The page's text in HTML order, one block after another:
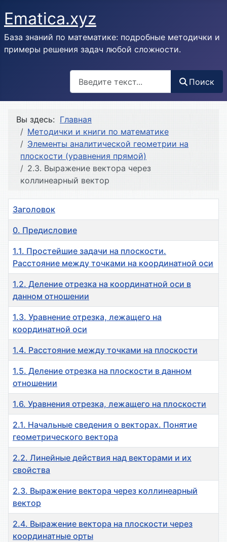
Ematica.xyz
База знаний по математике: подробные методички и
примеры решения задач любой сложности.
Поиск
Вы здесь: Главная
Методички и книги по математике
Элементы аналитической геометрии на
плоскости (уравнения прямой)
2.3. Выражение вектора через
коллинеарный вектор
Заголовок
0. Предисловие
1.1. Простейшие задачи на плоскости.
Расстояние между точками на координатной оси
1.2. Деление отрезка на координатной оси в
данном отношении
1.3. Уравнение отрезка, лежащего на
координатной оси
1.4. Расстояние между точками на плоскости
1.5. Деление отрезка на плоскости в данном
отношении
1.6. Уравнения отрезка, лежащего на плоскости
2.1. Начальные сведения о векторах. Понятие
геометрического вектора
2.2. Линейные действия над векторами и их
свойства
2.3. Выражение вектора через коллинеарный
вектор
2.4. Выражение вектора на плоскости через
координатные орты